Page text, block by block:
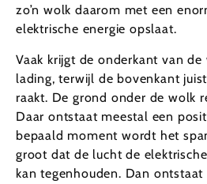
zo’n wolk daarom met een
elektrische energie opslaat.
Vaak krijgt de onderkant van
lading, terwijl de bovenkant
raakt. De grond onder de wolk
Daar ontstaat meestal een
bepaald moment wordt het
groot dat de lucht de
kan tegenhouden. Dan